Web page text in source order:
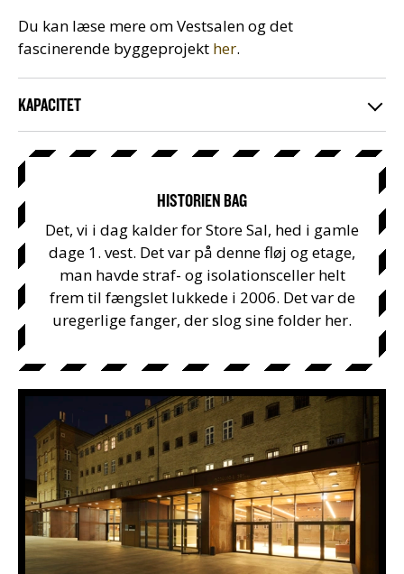
Du kan læse mere om Vestsalen og det
fascinerende byggeprojekt her.
KAPACITET
HISTORIEN BAG
Det, vi i dag kalder for Store Sal, hed i gamle
dage 1. vest. Det var på denne fløj og etage,
man havde straf- og isolationsceller helt
frem til fængslet lukkede i 2006. Det var de
uregerlige fanger, der slog sine folder her.